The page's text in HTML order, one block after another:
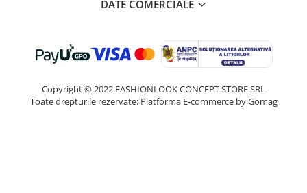
DATE COMERCIALE
Copyright © 2022 FASHIONLOOK CONCEPT STORE SRL
Toate drepturile rezervate: Platforma E-commerce by Gomag